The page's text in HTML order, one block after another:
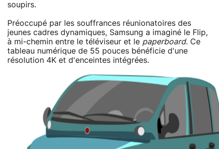
soupirs.
Préoccupé par les souffrances réunionatoires des
jeunes cadres dynamiques, Samsung a imaginé le Flip,
à mi-chemin entre le téléviseur et le paperboard. Ce
tableau numérique de 55 pouces bénéficie d'une
résolution 4K et d'enceintes intégrées.